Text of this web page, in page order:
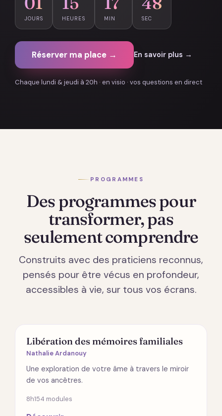
JOURS HEURES MIN SEC
Réserver ma place → En savoir plus →
Chaque lundi & jeudi à 20h · en visio · vos questions en direct
PROGRAMMES
Des programmes pour
transformer, pas
seulement comprendre
Construits avec des praticiens reconnus,
pensés pour être vécus en profondeur,
accessibles à vie, sur tous vos écrans.
ÉMOTIONS
Libération des mémoires familiales
Nathalie Ardanouy
Une exploration de votre âme à travers le miroir
de vos ancêtres.
8h154 modules